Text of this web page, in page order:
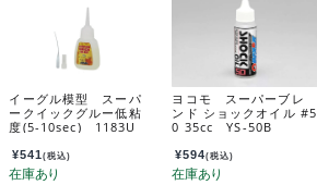
イーグル模型 スーパ
ークイックグルー低粘
度(5-10sec) 1183U
¥541(税込)
ヨコモ スーパーブレ
ンド ショックオイル #5
0 35cc YS-50B
¥594(税込)